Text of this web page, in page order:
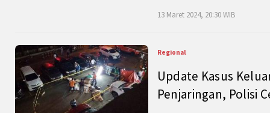
13 Maret 2024, 20:30 WIB
Regional
Update Kasus
Penjaringan, Polisi